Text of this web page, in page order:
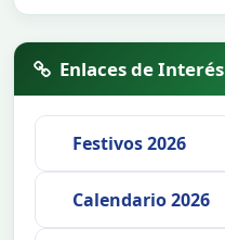
Enlaces de Interés
Festivos 2026
Calendario 2026